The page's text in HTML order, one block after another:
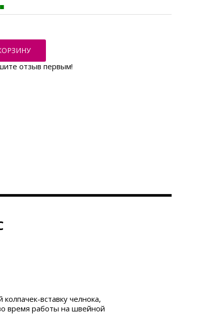
отзыв первым!
колпачек-вставку челнока,
время работы на швейной